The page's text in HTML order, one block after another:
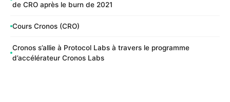
de CRO après le burn de 2021
Cours Cronos (CRO)
Cronos s’allie à Protocol Labs à travers le programme
d’accélérateur Cronos Labs